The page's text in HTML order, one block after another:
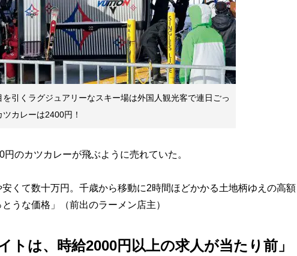
引くラグジュアリーなスキー場は外国人観光客で連日ごっ
カレーは2400円！
のカツカレーが飛ぶように売れていた。
安くて数十万円。千歳から移動に2時間ほどかかる土地柄ゆえの高額
うな価格」（前出のラーメン店主）
トは、時給2000円以上の求人が当たり前」